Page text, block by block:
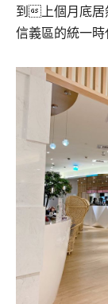
到上個月底居
信義區的統一時